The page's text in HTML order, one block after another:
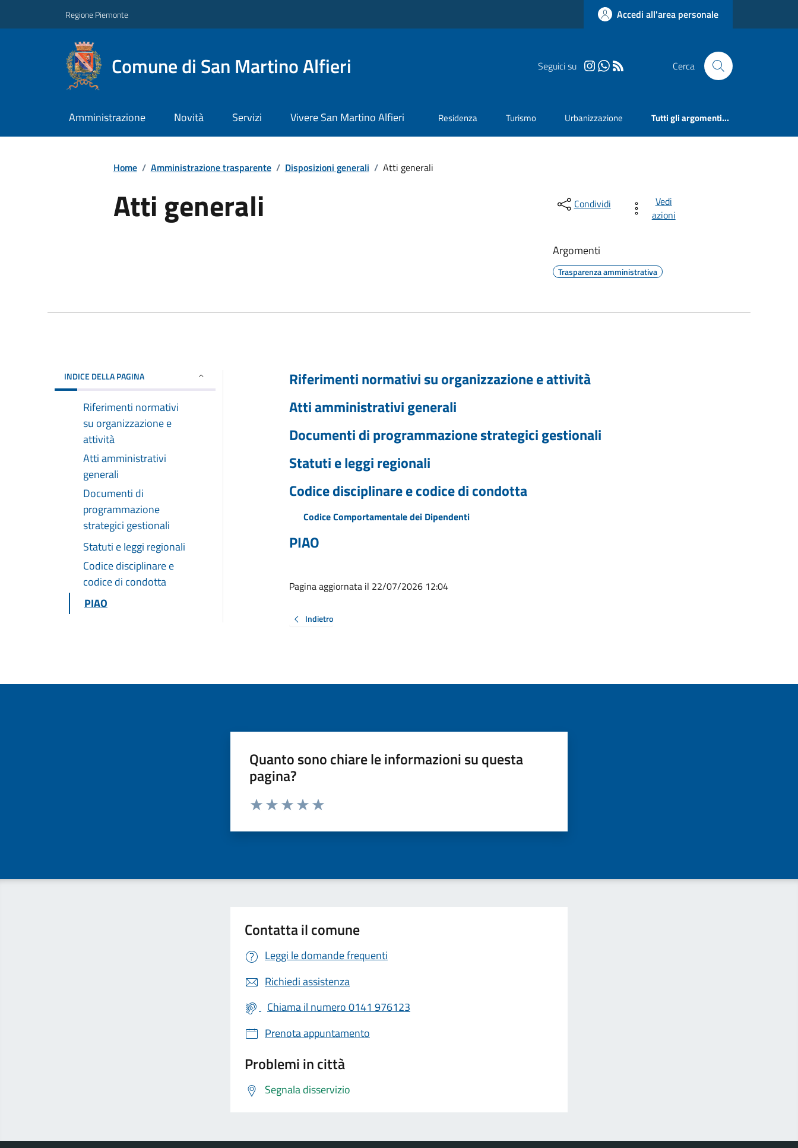
Regione Piemonte Accedi all'area personale
Comune di San Martino Alfieri Seguici su Cerca
Amministrazione Novità Servizi Vivere San Martino Alfieri Residenza Turismo Urbanizzazione Tutti gli argomenti...
Home / Amministrazione trasparente / Disposizioni generali / Atti generali
Atti generali Condividi
Vedi
azioni
Argomenti
Trasparenza amministrativa
INDICE DELLA PAGINA
Riferimenti normativi
su organizzazione e
attività
Atti amministrativi
generali
Documenti di
programmazione
strategici gestionali
Statuti e leggi regionali
Codice disciplinare e
codice di condotta
PIAO
Riferimenti normativi su organizzazione e attività
Atti amministrativi generali
Documenti di programmazione strategici gestionali
Statuti e leggi regionali
Codice disciplinare e codice di condotta
Codice Comportamentale dei Dipendenti
PIAO
Pagina aggiornata il 22/07/2026 12:04
Indietro
Quanto sono chiare le informazioni su questa
pagina?
Valuta da 1 a 5 stelle la pagina
Contatta il comune
Leggi le domande frequenti
Richiedi assistenza
Chiama il numero 0141 976123
Prenota appuntamento
Problemi in città
Segnala disservizio